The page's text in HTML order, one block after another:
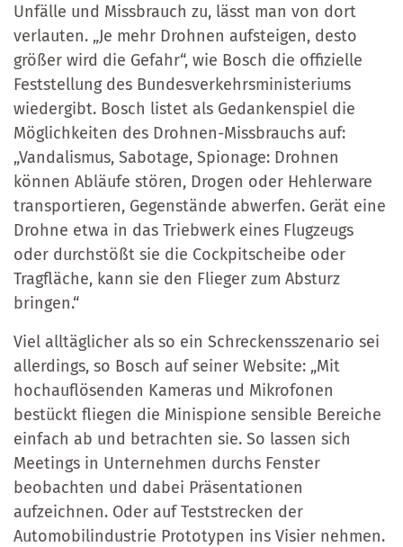
Unfälle und Missbrauch zu, lässt man von dort
verlauten. „Je mehr Drohnen aufsteigen, desto
größer wird die Gefahr“, wie Bosch die offizielle
Feststellung des Bundesverkehrsministeriums
wiedergibt. Bosch listet als Gedankenspiel die
Möglichkeiten des Drohnen-Missbrauchs auf:
„Vandalismus, Sabotage, Spionage: Drohnen
können Abläufe stören, Drogen oder Hehlerware
transportieren, Gegenstände abwerfen. Gerät eine
Drohne etwa in das Triebwerk eines Flugzeugs
oder durchstößt sie die Cockpitscheibe oder
Tragfläche, kann sie den Flieger zum Absturz
bringen.“
Viel alltäglicher als so ein Schreckensszenario sei
allerdings, so Bosch auf seiner Website: „Mit
hochauflösenden Kameras und Mikrofonen
bestückt fliegen die Minispione sensible Bereiche
einfach ab und betrachten sie. So lassen sich
Meetings in Unternehmen durchs Fenster
beobachten und dabei Präsentationen
aufzeichnen. Oder auf Teststrecken der
Automobilindustrie Prototypen ins Visier nehmen.